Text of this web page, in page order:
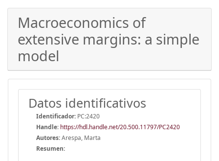
Macroeconomics of
extensive margins: a simple
model
Datos identificativos
Identificador: PC:2420
Handle: https://hdl.handle.net/20.500.11797/PC2420
Autores:Arespa, Marta
Resumen: